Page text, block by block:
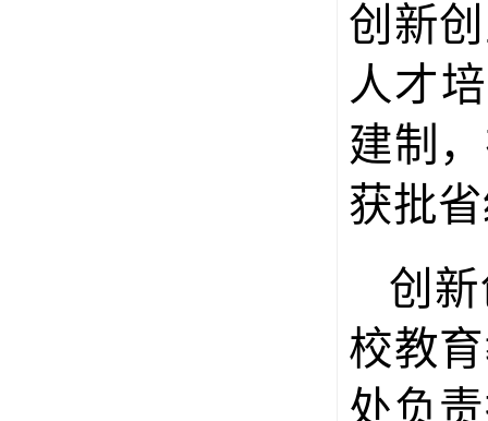
创新
人才
建制
获批
创
校教
处负